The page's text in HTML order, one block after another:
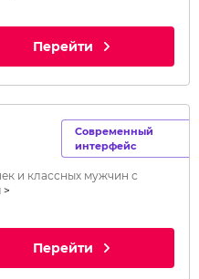
Перейти
Современный
интерфейс
и классных мужчин с
>
Перейти